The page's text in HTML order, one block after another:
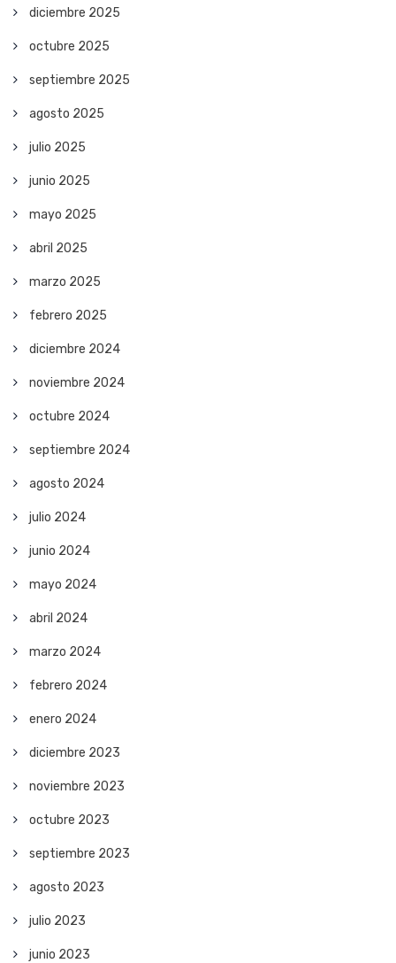
diciembre 2025
octubre 2025
septiembre 2025
agosto 2025
julio 2025
junio 2025
mayo 2025
abril 2025
marzo 2025
febrero 2025
diciembre 2024
noviembre 2024
octubre 2024
septiembre 2024
agosto 2024
julio 2024
junio 2024
mayo 2024
abril 2024
marzo 2024
febrero 2024
enero 2024
diciembre 2023
noviembre 2023
octubre 2023
septiembre 2023
agosto 2023
julio 2023
junio 2023